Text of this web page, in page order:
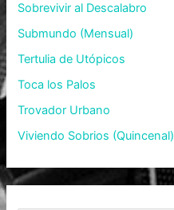
Sobrevivir al Descalabro
Submundo (Mensual)
Tertulia de Utópicos
Toca los Palos
Trovador Urbano
Viviendo Sobrios (Quincenal)